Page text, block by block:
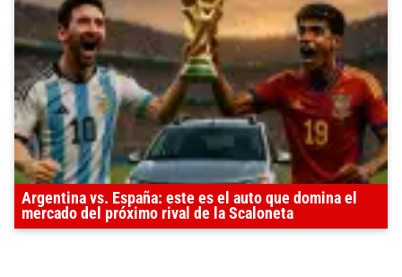
Argentina vs. España: este es el auto que domina el
mercado del próximo rival de la Scaloneta